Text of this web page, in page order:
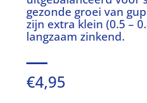
gezonde groei van
zijn extra klein (0.5 –
langzaam zinkend.
€4,95